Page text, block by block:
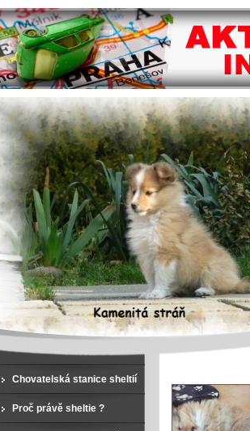
Chovatelská stanice sheltií
Proč právě sheltie ?